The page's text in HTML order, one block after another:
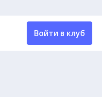
Войти в клуб